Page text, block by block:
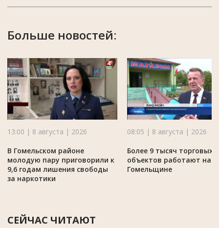
Больше новостей:
13:00 | 8 августа | 2026
В Гомельском районе
молодую пару приговорили к
9,6 годам лишения свободы
за наркотики
08:05 | 8 августа | 2026
Более 9 тысяч торговых
объектов работают на
Гомельщине
СЕЙЧАС ЧИТАЮТ